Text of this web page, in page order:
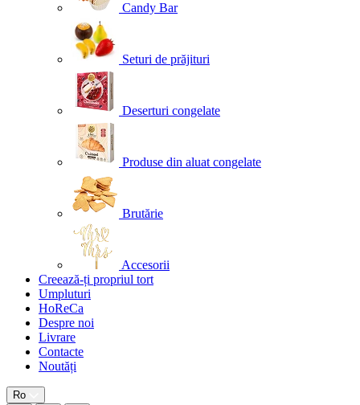
Candy Bar
Seturi de prăjituri
Deserturi congelate
Produse din aluat congelate
Brutărie
Accesorii
Creează-ți propriul tort
Umpluturi
HoReCa
Despre noi
Livrare
Contacte
Noutăți
Ro